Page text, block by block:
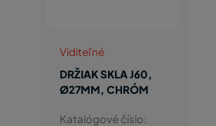
Viditeľné
DRŽIAK SKLA J60,
Ø27MM, CHRÓM
Katalógové číslo: